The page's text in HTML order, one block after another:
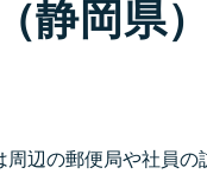
静岡県）
辺の郵便局や社員